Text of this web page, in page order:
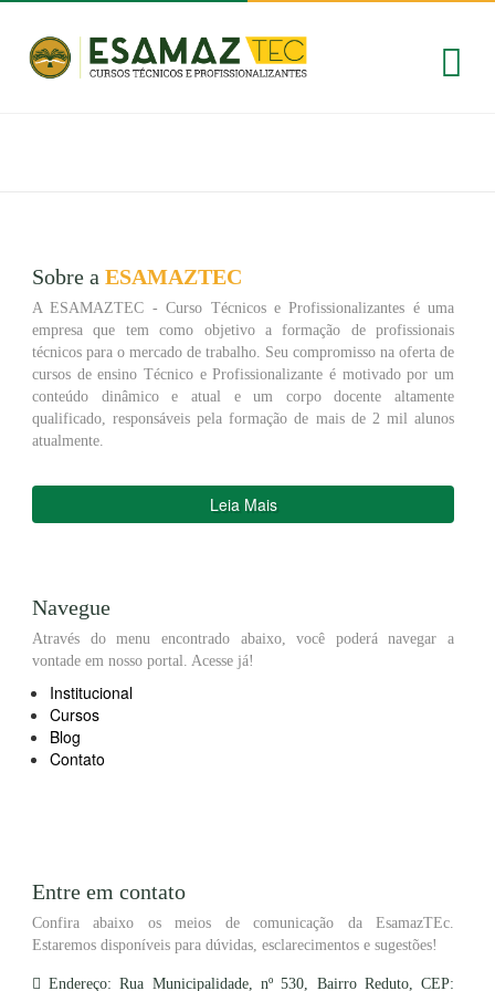
Sobre a ESAMAZTEC
A ESAMAZTEC - Curso Técnicos e Profissionalizantes é uma
empresa que tem como objetivo a formação de profissionais
técnicos para o mercado de trabalho. Seu compromisso na oferta de
cursos de ensino Técnico e Profissionalizante é motivado por um
conteúdo dinâmico e atual e um corpo docente altamente
qualificado, responsáveis pela formação de mais de 2 mil alunos
atualmente.
Leia Mais
Navegue
Através do menu encontrado abaixo, você poderá navegar a
vontade em nosso portal. Acesse já!
Institucional
Cursos
Blog
Contato
Entre em contato
Confira abaixo os meios de comunicação da EsamazTEc.
Estaremos disponíveis para dúvidas, esclarecimentos e sugestões!
Endereço: Rua Municipalidade, nº 530, Bairro Reduto, CEP: